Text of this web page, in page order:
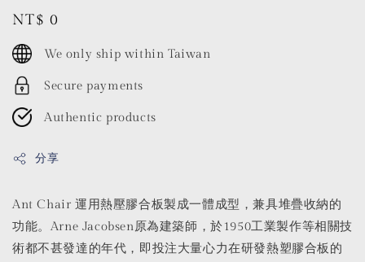
Regular
price
NT$ 0
We only ship within Taiwan
Secure payments
Authentic products
分享
Ant Chair 運用熱壓膠合板製成一體成型，兼具堆疊收納的
功能。Arne Jacobsen原為建築師，於1950工業製作等相關技
術都不甚發達的年代，即投注大量心力在研發熱塑膠合板的